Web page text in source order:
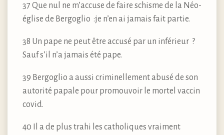
37 Que nul ne m’accuse de faire schisme de la Néo-
église de Bergoglio :je n’en ai jamais fait partie.
38 Un pape ne peut être accusé par un inférieur ?
Sauf s’il n’a jamais été pape.
39 Bergoglio a aussi criminellement abusé de son
autorité papale pour promouvoir le mortel vaccin
covid.
40 Il a de plus trahi les catholiques vraiment